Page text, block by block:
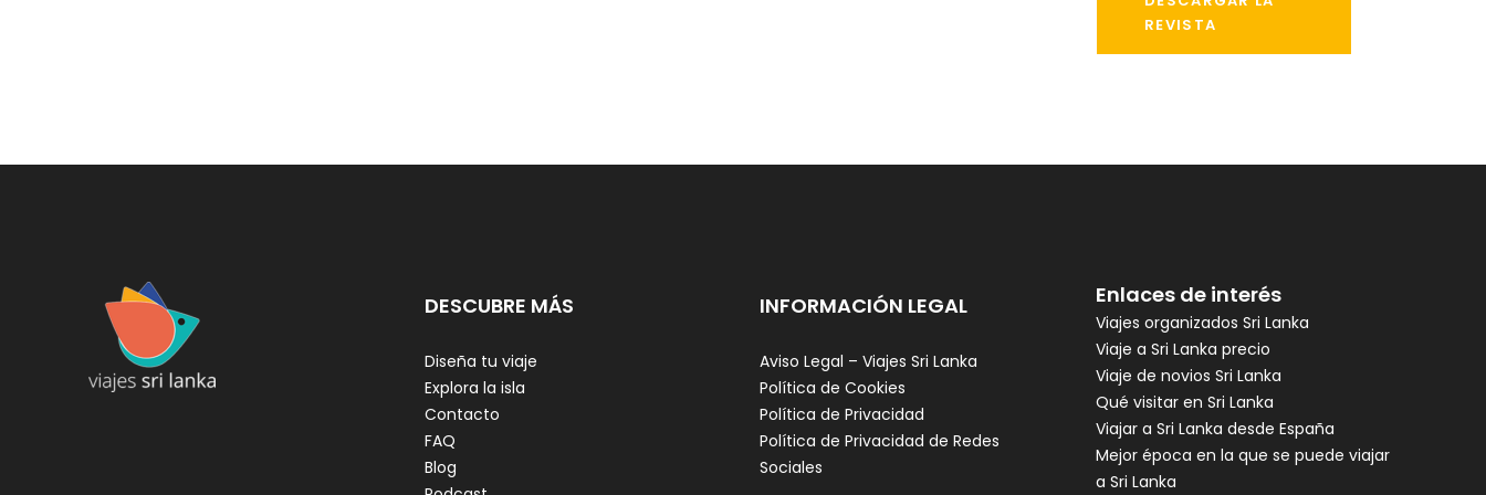
REVISTA
DESCUBRE MÁS
Diseña tu viaje
Explora la isla
Contacto
FAQ
Blog
INFORMACIÓN LEGAL
Aviso Legal – Viajes Sri Lanka
Política de Cookies
Política de Privacidad
Política de Privacidad de Redes
Sociales
Enlaces de interés
Viajes organizados Sri Lanka
Viaje a Sri Lanka precio
Viaje de novios Sri Lanka
Qué visitar en Sri Lanka
Viajar a Sri Lanka desde España
Mejor época en la que se puede viajar
a Sri Lanka